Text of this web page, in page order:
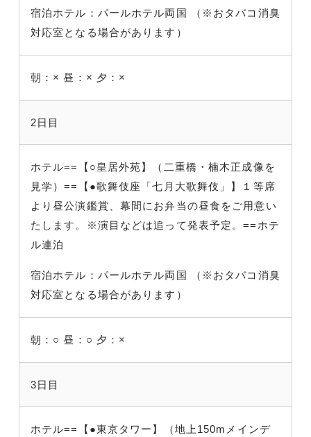
宿泊ホテル：パールホテル両国 （※おタバコ消臭
対応室となる場合があります）
朝：× 昼：× 夕：×
2日目
ホテル==【○皇居外苑】（二重橋・楠木正成像を
見学）==【●歌舞伎座「七月大歌舞伎」】１等席
より昼公演鑑賞、幕間にお弁当の昼食をご用意い
たします。※演目などは追って発表予定。==ホテ
ル連泊
宿泊ホテル：パールホテル両国 （※おタバコ消臭
対応室となる場合があります）
朝：○ 昼：○ 夕：×
3日目
ホテル==【●東京タワー】（地上150mメインデ